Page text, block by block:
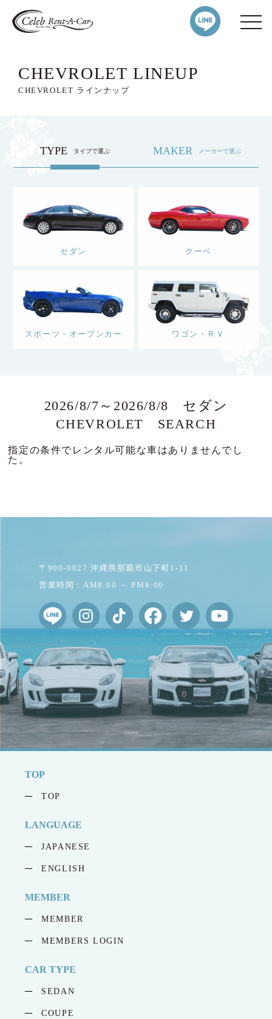
CHEVROLET LINEUP
CHEVROLET ラインナップ
TYPE タイプで選ぶ MAKER メーカーで選ぶ
セダン クーペ
スポーツ・オープンカー ワゴン・ＲＶ
2026/8/7～2026/8/8 セダン
CHEVROLET SEARCH
指定の条件でレンタル可能な車はありませんでし
た。
〒900-0027 沖縄県那覇市山下町1-11
営業時間：AM8:00 ～ PM8:00
TOP
TOP
LANGUAGE
JAPANESE
ENGLISH
MEMBER
MEMBER
MEMBERS LOGIN
CAR TYPE
SEDAN
COUPE